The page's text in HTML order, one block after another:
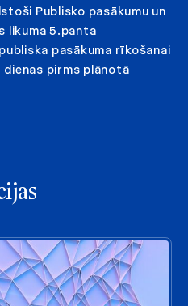
Publisko pasākumu un
likuma 5.panta
pasākuma rīkošanai
dienas pirms plānotā